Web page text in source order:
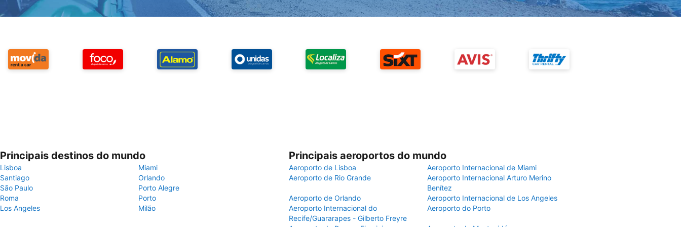
Principais destinos do mundo
Lisboa
Miami
Santiago
Orlando
São Paulo
Porto Alegre
Roma
Porto
Los Angeles
Milão
Principais aeroportos do mundo
Aeroporto de Lisboa
Aeroporto Internacional de Miami
Aeroporto de Rio Grande
Aeroporto Internacional Arturo Merino
Benítez
Aeroporto de Orlando
Aeroporto Internacional de Los Angeles
Aeroporto Internacional do
Recife/Guararapes - Gilberto Freyre
Aeroporto do Porto